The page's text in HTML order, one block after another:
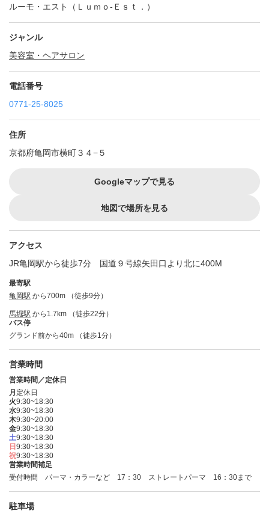
ルーモ・エスト（Ｌｕｍｏ‐Ｅｓｔ．）
ジャンル
美容室・ヘアサロン
電話番号
0771-25-8025
住所
京都府亀岡市横町３４−５
Googleマップで見る
地図で場所を見る
アクセス
JR亀岡駅から徒歩7分 国道９号線矢田口より北に400M
最寄駅
亀岡駅 から700m （徒歩9分）
馬堀駅 から1.7km （徒歩22分）
バス停
グランド前から40m （徒歩1分）
営業時間
営業時間／定休日
月 定休日
火9:30~18:30
水9:30~18:30
木9:30~20:00
金9:30~18:30
土9:30~18:30
日 9:30~18:30
祝9:30~18:30
営業時間補足
受付時間 パーマ・カラーなど 17：30 ストレートパーマ 16：30まで
駐車場